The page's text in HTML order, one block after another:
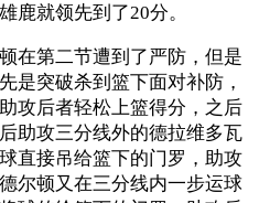
鹿就领先到了20分。
第二节遭到了严防，但是
是突破杀到篮下面对补防，
攻后者轻松上篮得分，之后
助攻三分线外的德拉维多瓦
直接吊给篮下的门罗，助攻
尔顿又在三分线内一步运球